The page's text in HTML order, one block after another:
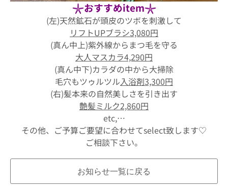
𓇼おすすめitem𓇼
(左)天然鉱石が頭皮のツボを刺激して
リフトUPブラシ3,080円
(真ん中上)紫外線からまつ毛を守る
大人マスカラ4,290円
(真ん中下)カラダの中から大掃除
毛穴もツゥルツル入浴剤3,300円
(右)髪本来の自然美しさを引き出す
艶髪ミルク2,860円
etc,…
その他、ご予算ご要望に合わせてselect致します♡
ご相談下さい。
お知らせ一覧に戻る